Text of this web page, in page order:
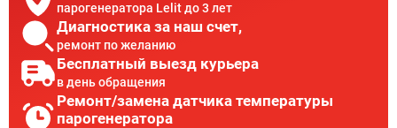
парогенератора Lelit до 3 лет
Диагностика за наш счет,
ремонт по желанию
Бесплатный выезд курьера
в день обращения
Ремонт/замена датчика температуры
парогенератора